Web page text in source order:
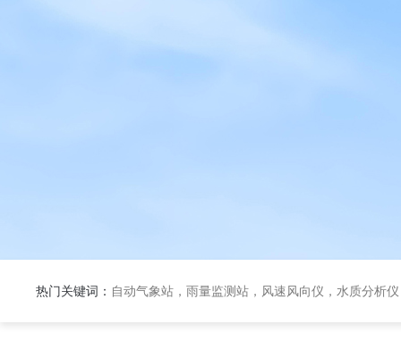
热门关键词： 自动气象站，雨量监测站，风速风向仪，水质分析